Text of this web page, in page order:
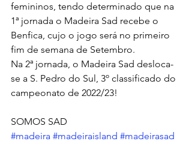
femininos, tendo determinado que na
1ª jornada o Madeira Sad recebe o
Benfica, cujo o jogo será no primeiro
fim de semana de Setembro.
Na 2ª jornada, o Madeira Sad desloca-
se a S. Pedro do Sul, 3º classificado do
campeonato de 2022/23!
SOMOS SAD
#madeira #madeiraisland #madeirasad